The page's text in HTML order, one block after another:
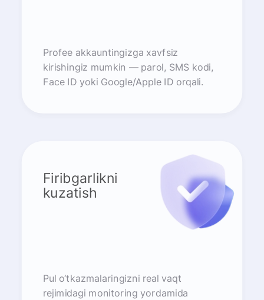
Profee akkauntingizga xavfsiz
kirishingiz mumkin — parol, SMS kodi,
Face ID yoki Google/Apple ID orqali.
Firibgarlikni
kuzatish
Pul o‘tkazmalaringizni real vaqt
rejimidagi monitoring yordamida